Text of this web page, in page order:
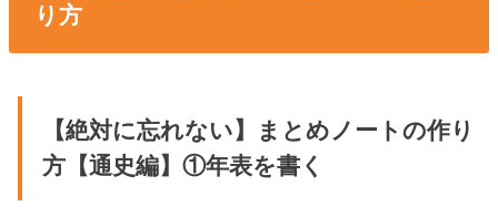
り方
【絶対に忘れない】まとめノートの作り
方【通史編】①年表を書く